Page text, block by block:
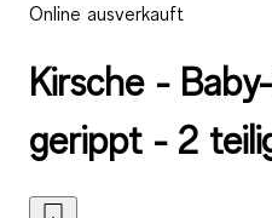
Online ausverkauft
Kirsche -
gerippt - 2